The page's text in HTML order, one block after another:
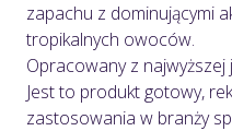
zapachu z dominującymi
tropikalnych owoców.
Opracowany z
Jest to produkt gotowy,
zastosowania w branży